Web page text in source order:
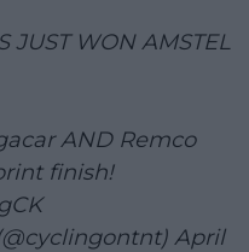
JUST WON AMSTEL
AND Remco
finish!
April